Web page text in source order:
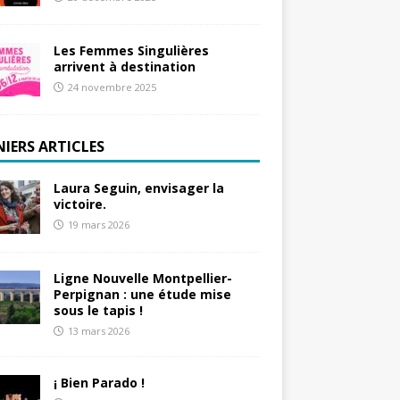
Les Femmes Singulières
arrivent à destination
24 novembre 2025
ARTICLES
Laura Seguin, envisager la
victoire.
19 mars 2026
Ligne Nouvelle Montpellier-
Perpignan : une étude mise
sous le tapis !
13 mars 2026
¡ Bien Parado !